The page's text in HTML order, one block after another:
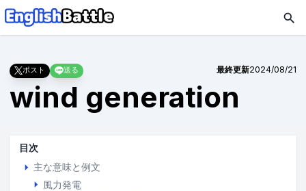
ポスト 送る 最終更新2024/08/21
wind generation
目次
主な意味と例文
風力発電